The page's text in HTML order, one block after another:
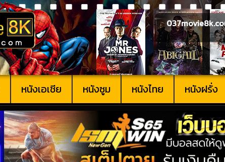
หนังเอเชีย หนังซูม หนังไทย หนังฝรั่ง